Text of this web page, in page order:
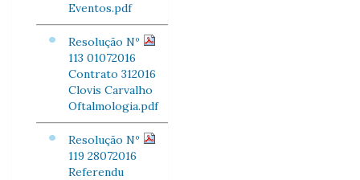
Eventos.pdf
Resolução Nº
113 01072016
Contrato 312016
Clovis Carvalho
Oftalmologia.pdf
Resolução Nº
119 28072016
Referendu